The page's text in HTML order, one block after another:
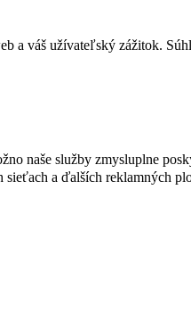
a váš užívateľský zážitok.
naše služby zmysluplne
a ďalších reklamných